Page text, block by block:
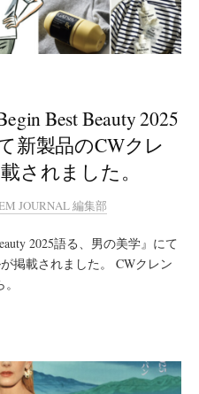
Best Beauty 2025
新製品のCWクレ
されました。
JOURNAL 編集部
2025語る、男の美学』にて
掲載されました。 CWクレン